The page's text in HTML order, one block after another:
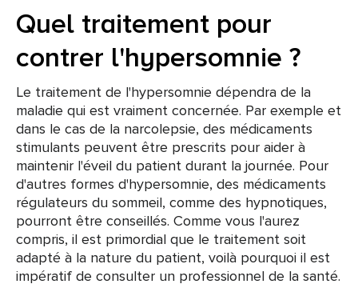
Quel traitement pour
contrer l'hypersomnie ?
Le traitement de l'hypersomnie dépendra de la
maladie qui est vraiment concernée. Par exemple et
dans le cas de la narcolepsie, des médicaments
stimulants peuvent être prescrits pour aider à
maintenir l'éveil du patient durant la journée. Pour
d'autres formes d'hypersomnie, des médicaments
régulateurs du sommeil, comme des hypnotiques,
pourront être conseillés. Comme vous l'aurez
compris, il est primordial que le traitement soit
adapté à la nature du patient, voilà pourquoi il est
impératif de consulter un professionnel de la santé.